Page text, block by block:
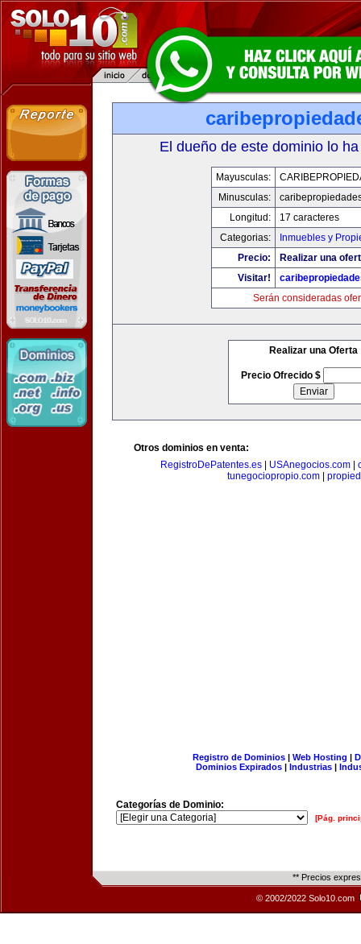
El dueño de este dominio lo
Mayusculas:
Minusculas:
Longitud:
17 caracteres
Categorias:
Inmuebles y
Precio:
Realizar una
Visitar!
Serán consideradas
Realizar una Oferta
Precio Ofrecido $
Otros dominios en venta:
RegistroDePatentes.es
USAnegocios.com
tunegociopropio.com|
Registro de Dominios| Web Hosting |
Dominios Expirados | Industrias |
Categorías de Dominio:
[Pág.
** Precios
© 2002/2022 Solo10.com